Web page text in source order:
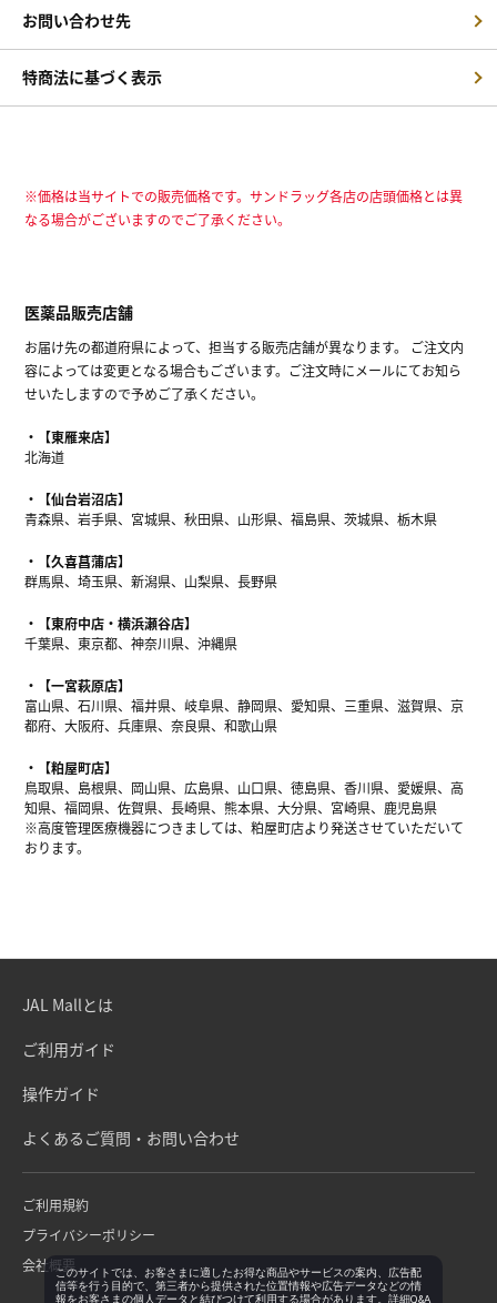
お問い合わせ先
特商法に基づく表示
※価格は当サイトでの販売価格です。サンドラッグ各店の店頭価格とは異
なる場合がございますのでご了承ください。
医薬品販売店舗
お届け先の都道府県によって、担当する販売店舗が異なります。 ご注文内
容によっては変更となる場合もございます。ご注文時にメールにてお知ら
せいたしますので予めご了承ください。
【東雁来店】
北海道
【仙台岩沼店】
青森県、岩手県、宮城県、秋田県、山形県、福島県、茨城県、栃木県
【久喜菖蒲店】
群馬県、埼玉県、新潟県、山梨県、長野県
【東府中店・横浜瀬谷店】
千葉県、東京都、神奈川県、沖縄県
【一宮萩原店】
富山県、石川県、福井県、岐阜県、静岡県、愛知県、三重県、滋賀県、京
都府、大阪府、兵庫県、奈良県、和歌山県
【粕屋町店】
鳥取県、島根県、岡山県、広島県、山口県、徳島県、香川県、愛媛県、高
知県、福岡県、佐賀県、長崎県、熊本県、大分県、宮崎県、鹿児島県
※高度管理医療機器につきましては、粕屋町店より発送させていただいて
おります。
JAL Mallとは
ご利用ガイド
操作ガイド
よくあるご質問・お問い合わせ
ご利用規約
プライバシーポリシー
会社概要このサイトでは、お客さまに適したお得な商品やサービスの案内、広告配
信等を行う目的で、第三者から提供された位置情報や広告データなどの情
報をお客さまの個人データと結びつけて利用する場合があります。詳細Q&A